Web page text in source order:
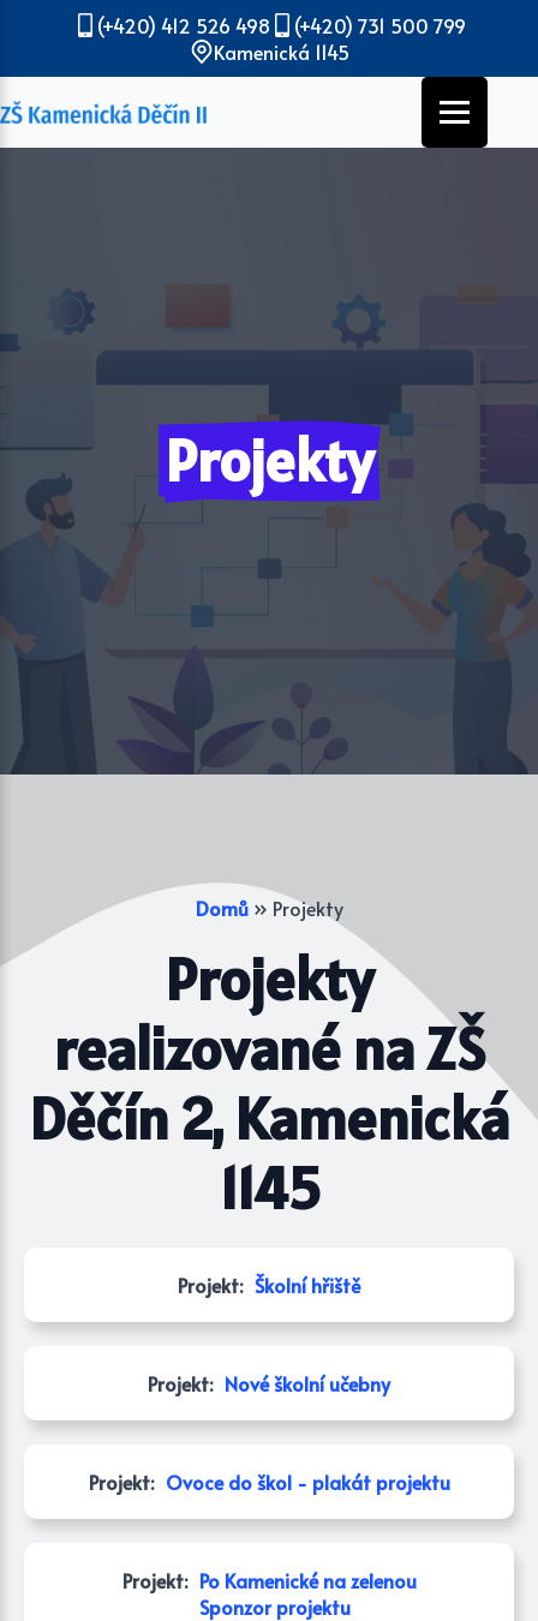
(+420) 412 526 498
(+420) 731 500 799
Kamenická 1145
Projekty
Domů » Projekty
Projekty
realizované na ZŠ
Děčín 2, Kamenická
1145
Projekt: Školní hřiště
Projekt: Nové školní učebny
Projekt: Ovoce do škol - plakát projektu
Projekt: Po Kamenické na zelenou
Sponzor projektu